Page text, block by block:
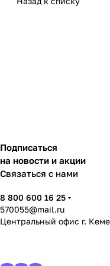
Подписаться
на новости и акции
Связаться с нами
8 800 600 16 25
570055@mail.ru
Центральный офис г.